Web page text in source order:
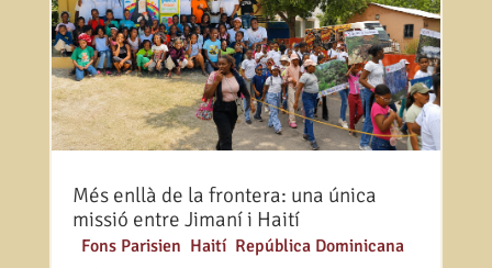
Més enllà de la frontera: una única
missió entre Jimaní i Haití
Fons Parisien Haití, República Dominicana,